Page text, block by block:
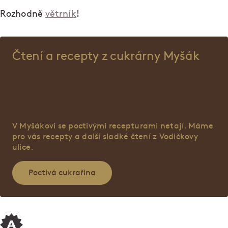
Rozhodně větrník!
Čtení a recepty z cukrárny Myšák
V Myšákovi se poctivými recepturami netají. Máme
pro vás recepty a další sladké čtení z Vodičkovy
ulice.
Poctivá cukrařina